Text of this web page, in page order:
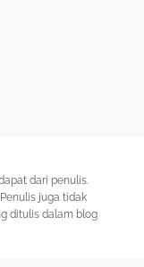
dari penulis.
juga tidak
ditulis dalam blog